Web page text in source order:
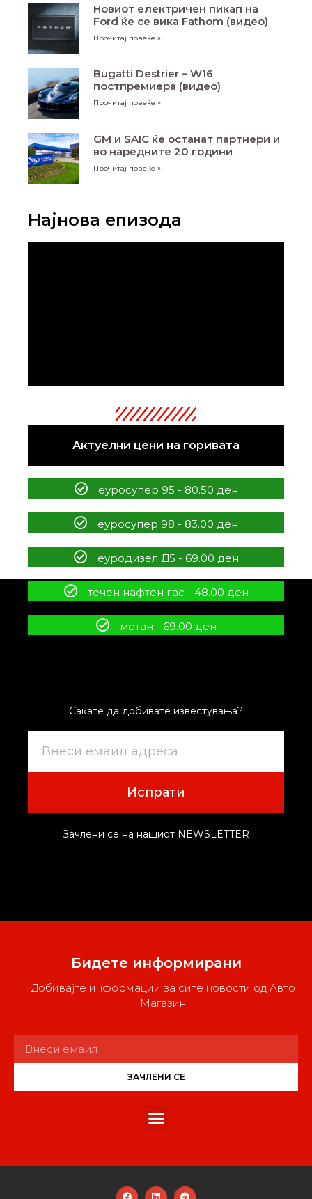
Новиот електричен пикап на
Ford ќе се вика Fathom (видео)
Прочитај повеќе »
Bugatti Destrier – W16
постпремиера (видео)
Прочитај повеќе »
GM и SAIC ќе останат партнери и
во наредните 20 години
Прочитај повеќе »
Најнова епизода
Актуелни цени на горивата
еуросупер 95 - 80.50 ден
еуросупер 98 - 83.00 ден
еуродизел Д5 - 69.00 ден
течен нафтен гас - 48.00 ден
метан - 69.00 ден
Сакате да добивате известувања?
Испрати
Зачлени се на нашиот NEWSLETTER
Бидете информирани
Добивајте информации за сите новости од Авто
Магазин
ЗАЧЛЕНИ СЕ